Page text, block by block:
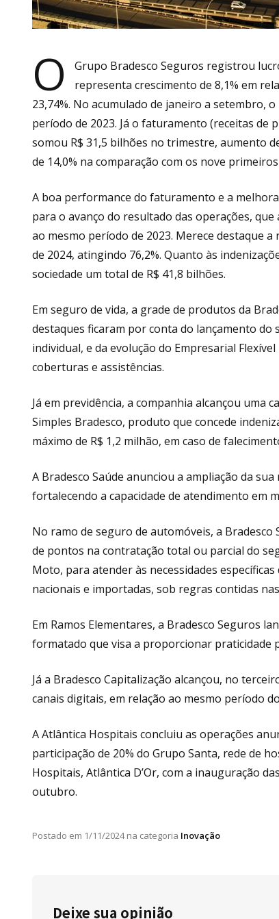
O
Grupo Bradesco Seguros registrou
representa crescimento de 8,1% em
23,74%. No acumulado de janeiro a setembro,
período de 2023. Já o faturamento (receitas de
somou R$ 31,5 bilhões no trimestre, aumento
de 14,0% na comparação com os nove
A boa performance do faturamento e a
para o avanço do resultado das operações,
ao mesmo período de 2023. Merece destaque
de 2024, atingindo 76,2%. Quanto às
sociedade um total de R$ 41,8 bilhões.
Em seguro de vida, a grade de produtos da
destaques ficaram por conta do lançamento
individual, e da evolução do Empresarial
coberturas e assistências.
Já em previdência, a companhia alcançou uma
Simples Bradesco, produto que concede
máximo de R$ 1,2 milhão, em caso de
A Bradesco Saúde anunciou a ampliação da
fortalecendo a capacidade de atendimento em
No ramo de seguro de automóveis, a
de pontos na contratação total ou parcial do
Moto, para atender às necessidades
nacionais e importadas, sob regras contidas
Em Ramos Elementares, a Bradesco Seguros
formatado que visa a proporcionar praticidade
Já a Bradesco Capitalização alcançou, no
canais digitais, em relação ao mesmo período
A Atlântica Hospitais concluiu as operações
participação de 20% do Grupo Santa, rede de
Hospitais, Atlântica D’Or, com a inauguração
outubro.
Postado em 1/11/2024na categoria Inovação
Deixe sua opinião